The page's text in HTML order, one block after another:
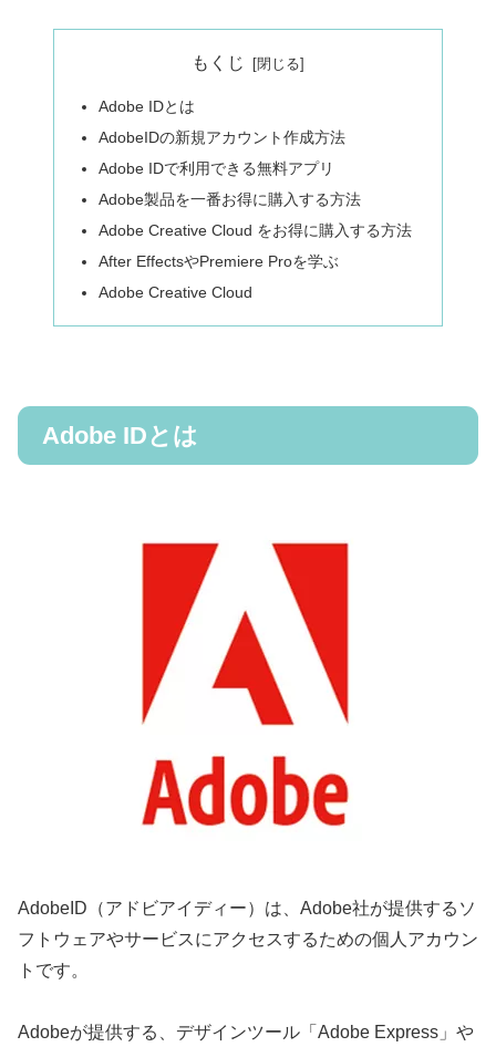
もくじ
Adobe IDとは
AdobeIDの新規アカウント作成方法
Adobe IDで利用できる無料アプリ
Adobe製品を一番お得に購入する方法
Adobe Creative Cloud をお得に購入する方法
After EffectsやPremiere Proを学ぶ
Adobe Creative Cloud
Adobe IDとは
AdobeID（アドビアイディー）は、Adobe社が提供するソ
フトウェアやサービスにアクセスするための個人アカウン
トです。
Adobeが提供する、デザインツール「Adobe Express」や